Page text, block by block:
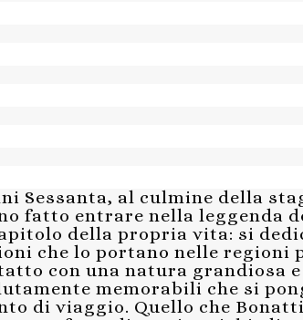
Sessanta, al culmine della
fatto entrare nella leggenda
della propria vita: si
che lo portano nelle regioni
con una natura grandiosa
memorabili che si
di viaggio. Quello che